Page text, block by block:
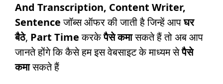
And Transcription, Content Writer,
Sentenceजॉब्स ऑफर की जाती है जिन्हें आपघर
बैठे, Part Timeकरकेपैसे कमासकते हैं तो अब आप
जानते होंगे कि कैसे हम इस वेबसाइट के माध्यम सेपैसे
कमासकते हैं